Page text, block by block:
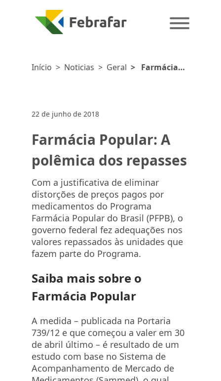
Início > Noticias > Geral > Farmácia
22 de junho de 2018
Farmácia Popular: A
polêmica dos repasses
Com a justificativa de eliminar
distorções de preços pagos por
medicamentos do Programa
Farmácia Popular do Brasil (PFPB), o
governo federal fez adequações nos
valores repassados às unidades que
fazem parte do Programa.
Saiba mais sobre o
Farmácia Popular
A medida – publicada na Portaria
739/12 e que começou a valer em 30
de abril último – é resultado de um
estudo com base no Sistema de
Acompanhamento de Mercado de